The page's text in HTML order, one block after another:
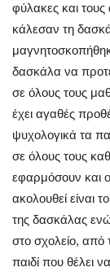
φύλακες και τους
κάλεσαν τη
δασκάλα να
σε όλους τους
έχει αγαθές
ψυχολογικά τα
σε όλους τους
εφαρμόσουν και
ακολουθεί είναι
της δασκάλας
στο σχολείο, από
παιδί που θέλει